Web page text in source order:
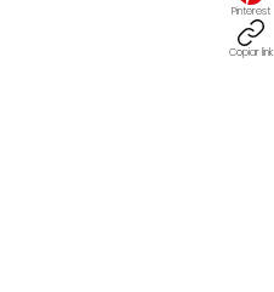
Pinterest
Copiar link